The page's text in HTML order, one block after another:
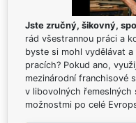
Jste zručný, šikovný,
rád všestrannou práci a
byste si mohl vydělávat
pracích? Pokud ano,
mezinárodní franchisové
v libovolných řemeslných
možnostmi po celé